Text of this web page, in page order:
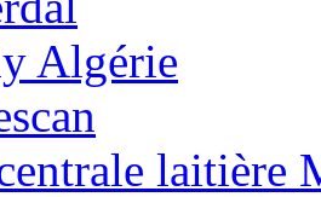
Algérie
laitière